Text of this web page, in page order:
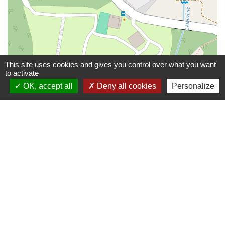
Leaflet
© OpenStreetMap
This site uses cookies and gives you control over what you want
to activate
OK, accept all
Deny all cookies Personalize